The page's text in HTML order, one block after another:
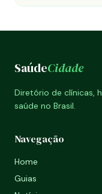
SaúdeCidade
Diretório de clínicas,
saúde no Brasil.
Navegação
Home
Guias